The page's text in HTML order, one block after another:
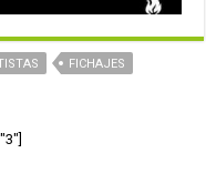
FICHAJES